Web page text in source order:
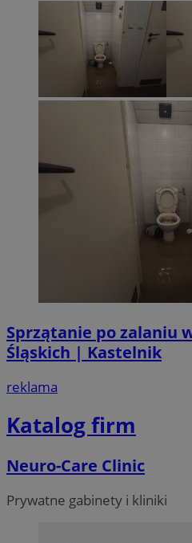
Sprzątanie po zalaniu
Śląskich | Kastelnik
reklama
Katalog firm
Neuro-Care Clinic
Prywatne gabinety i kliniki